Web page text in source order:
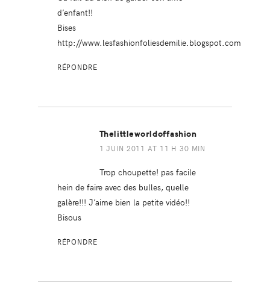
d’enfant!!
Bises
http://www.lesfashionfoliesdemilie.blogspot.com
RÉPONDRE
Thelittleworldoffashion
1 JUIN 2011 AT 11 H 30 MIN
Trop choupette! pas facile
hein de faire avec des bulles, quelle
galère!!! J’aime bien la petite vidéo!!
Bisous
RÉPONDRE